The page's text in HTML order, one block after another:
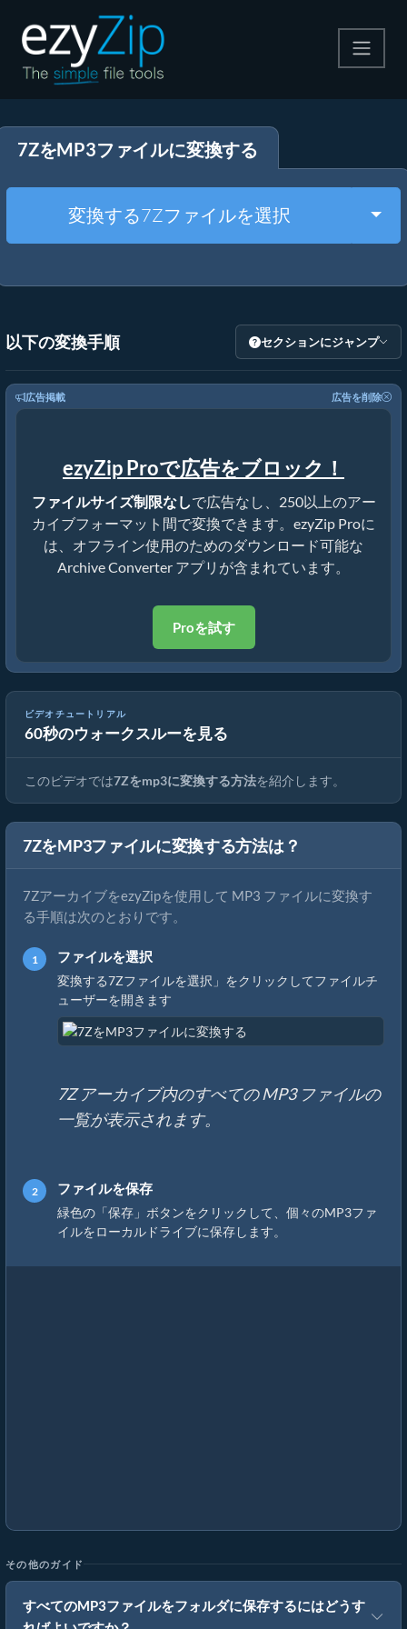
解凍する
その他のツール
7ZをMP3ファイルに変換する
変換する7Zファイルを選択
以下の変換手順 セクションにジャンプ
広告掲載 広告を削除
ezyZip Proで広告をブロック！
ファイルサイズ制限なしで広告なし、250以上のアー
カイブフォーマット間で変換できます。ezyZip Proに
は、オフライン使用のためのダウンロード可能な
Archive Converter アプリが含まれています。
Proを試す
ビデオチュートリアル
60秒のウォークスルーを見る
7Zを元のファイルに変換する方法（簡単ガイド）
このビデオでは7Zをmp3に変換する方法を紹介します。
7ZをMP3ファイルに変換する方法は？
7ZアーカイブをezyZipを使用して MP3 ファイルに変換す
る手順は次のとおりです。
ファイルを選択
変換する7Zファイルを選択」をクリックしてファイルチ
ューザーを開きます
7Z アーカイブ内のすべての MP3 ファイルの
一覧が表示されます。
ファイルを保存
緑色の「保存」ボタンをクリックして、個々のMP3ファ
イルをローカルドライブに保存します。
その他のガイド
すべてのMP3ファイルをフォルダに保存するにはどうす